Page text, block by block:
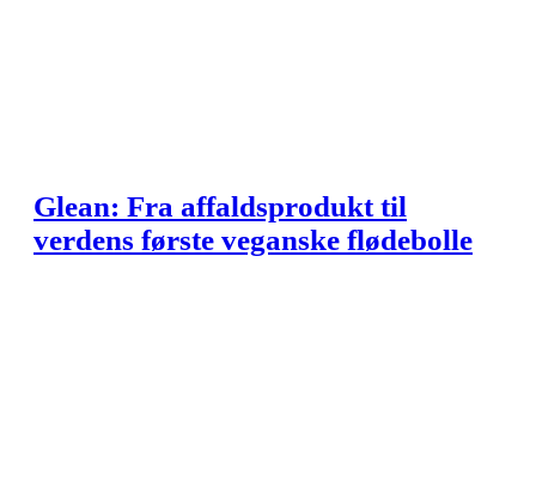
Glean: Fra affaldsprodukt til
verdens første veganske flødebolle